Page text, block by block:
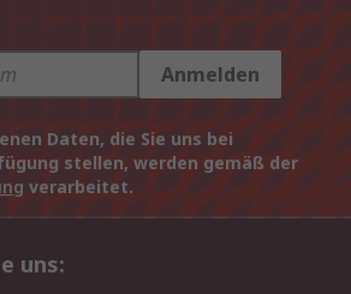
Anmelden
Daten, die Sie uns bei
stellen, werden gemäß der
verarbeitet.
uns: